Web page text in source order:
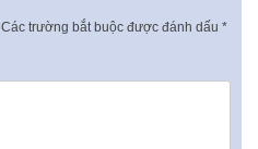
Các trường bắt buộc được đánh dấu *